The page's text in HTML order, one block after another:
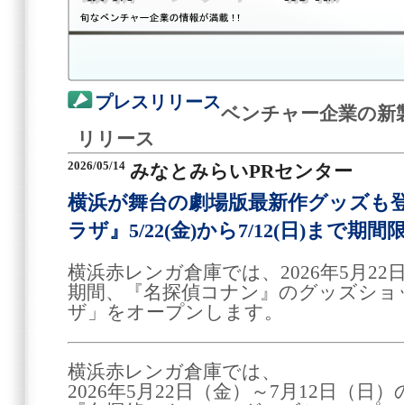
プレスリリース
ベンチャー企業の新
リリース
2026/05/14 みなとみらいPRセンター
横浜が舞台の劇場版最新作グッズも
ラザ』5/22(金)から7/12(日)まで期間
横浜赤レンガ倉庫では、2026年5月22
期間、『名探偵コナン』のグッズシ
ザ」をオープンします。
横浜赤レンガ倉庫では、
2026年5月22日（金）～7月12日（日）